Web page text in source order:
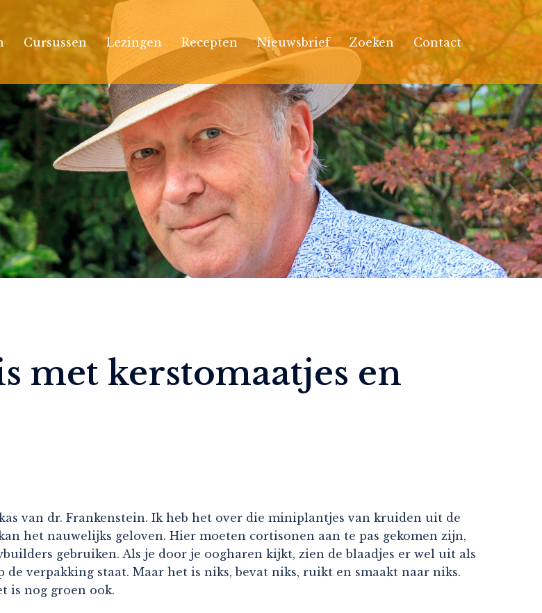
Cursussen Lezingen Recepten Nieuwsbrief Zoeken Contact
met kerstomaatjes en
van dr. Frankenstein. Ik heb het over die miniplantjes van kruiden uit de
het nauwelijks geloven. Hier moeten cortisonen aan te pas gekomen zijn,
gebruiken. Als je door je oogharen kijkt, zien de blaadjes er wel uit als
verpakking staat. Maar het is niks, bevat niks, ruikt en smaakt naar niks.
is nog groen ook.